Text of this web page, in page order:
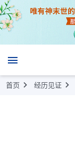
首页 经历见证